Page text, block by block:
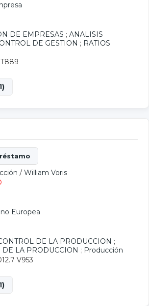
DE EMPRESAS ; ANALISIS
DE GESTION ; RATIOS
T889
/ William Voris
Europea
DE LA PRODUCCION ;
LA PRODUCCION ; Producción
V953